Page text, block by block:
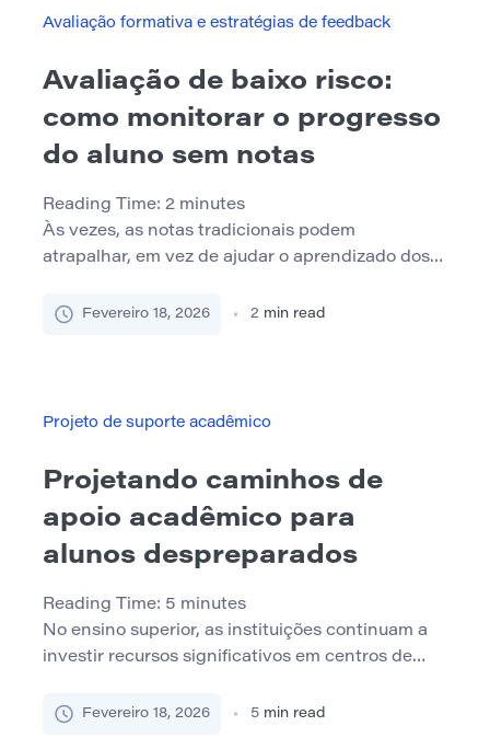
enfatizar os pontos-chave e destacam […]
Avaliação formativa e estratégias de feedback
Avaliação de baixo risco:
como monitorar o progresso
do aluno sem notas
Reading Time: 2 minutes
Às vezes, as notas tradicionais podem
atrapalhar, em vez de ajudar o aprendizado dos
desencorajam a experimentação e podem não
progresso sem a pressão das notas. 1. […]
Fevereiro 18, 2026 2 min read
Projeto de suporte acadêmico
Projetando caminhos de
apoio acadêmico para
alunos despreparados
Reading Time: 5 minutes
No ensino superior, as instituições continuam a
investir recursos significativos em centros de
aconselhamento e programas do primeiro ano.
Fevereiro 18, 2026 5 min read